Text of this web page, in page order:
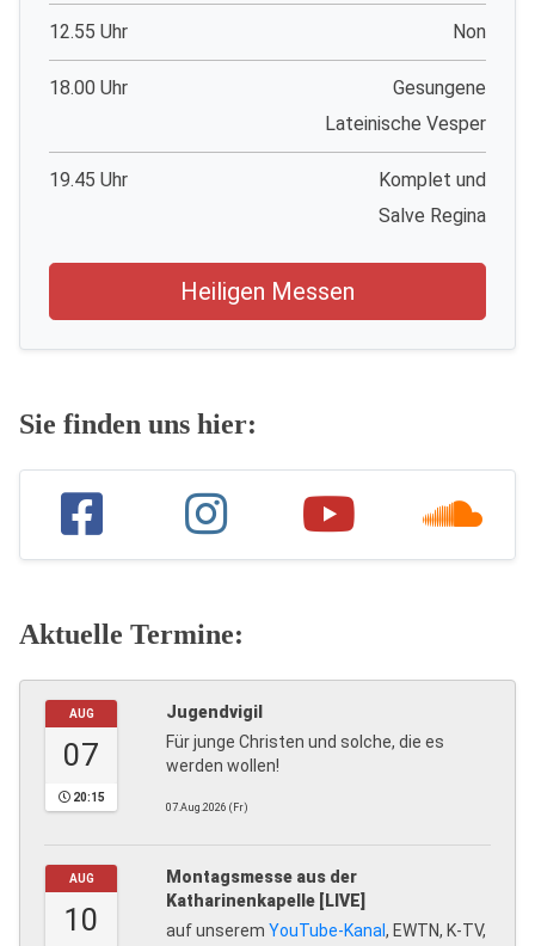
12.55 Uhr Non
18.00 Uhr
Gesungene
Lateinische Vesper
19.45 Uhr
Komplet und
Salve Regina
Heiligen Messen
Sie finden uns hier:
Aktuelle Termine:
AUG
07
20:15
Jugendvigil
Für junge Christen und solche, die es
werden wollen!
07.Aug.2026 (Fr)
AUG
10
Montagsmesse aus der
Katharinenkapelle [LIVE]
auf unserem YouTube-Kanal, EWTN, K-TV,